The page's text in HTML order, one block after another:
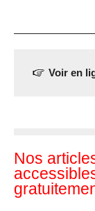
Voir en
Nos